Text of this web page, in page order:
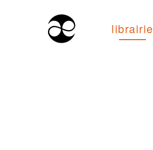
librairie